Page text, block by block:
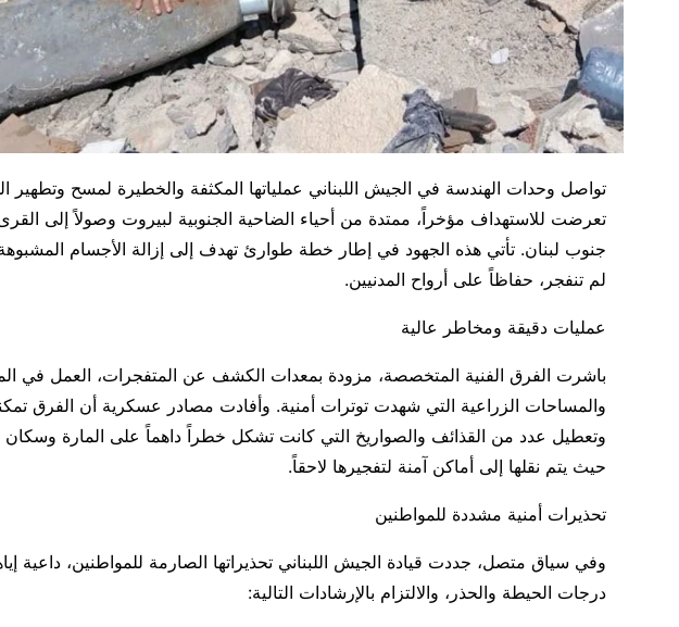
تواصل وحدات الهندسة في الجيش اللبناني عملياتها المكثفة والخطيرة لمسح وتطهير
تعرضت للاستهداف مؤخراً، ممتدة من أحياء الضاحية الجنوبية لبيروت وصولاً إلى
جنوب لبنان. تأتي هذه الجهود في إطار خطة طوارئ تهدف إلى إزالة الأجسام المشبوهة
لم تنفجر، حفاظاً على أرواح المدنيين.
عمليات دقيقة ومخاطر عالية
باشرت الفرق الفنية المتخصصة، مزودة بمعدات الكشف عن المتفجرات، العمل في
والمساحات الزراعية التي شهدت توترات أمنية. وأفادت مصادر عسكرية أن الفرق
وتعطيل عدد من القذائف والصواريخ التي كانت تشكل خطراً داهماً على المارة وسكان
حيث يتم نقلها إلى أماكن آمنة لتفجيرها لاحقاً.
تحذيرات أمنية مشددة للمواطنين
وفي سياق متصل، جددت قيادة الجيش اللبناني تحذيراتها الصارمة للمواطنين، داعية
درجات الحيطة والحذر، والالتزام بالإرشادات التالية: